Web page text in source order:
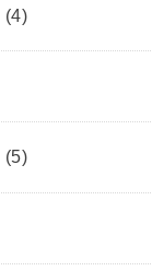
(4)
(5)